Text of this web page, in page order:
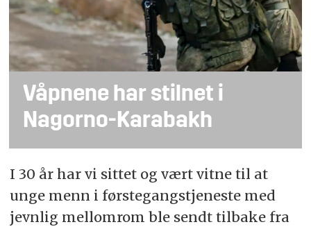
Våpnene har stilnet i
Nagorno-Karabakh
I 30 år har vi sittet og vært vitne til at
unge menn i førstegangstjeneste med
jevnlig mellomrom ble sendt tilbake fra